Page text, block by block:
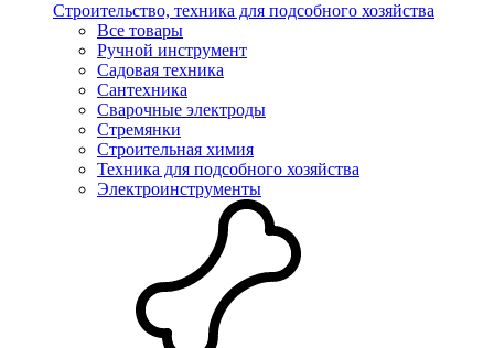
Строительство, техника для подсобного хозяйства
Все товары
Ручной инструмент
Садовая техника
Сантехника
Сварочные электроды
Стремянки
Строительная химия
Техника для подсобного хозяйства
Электроинструменты